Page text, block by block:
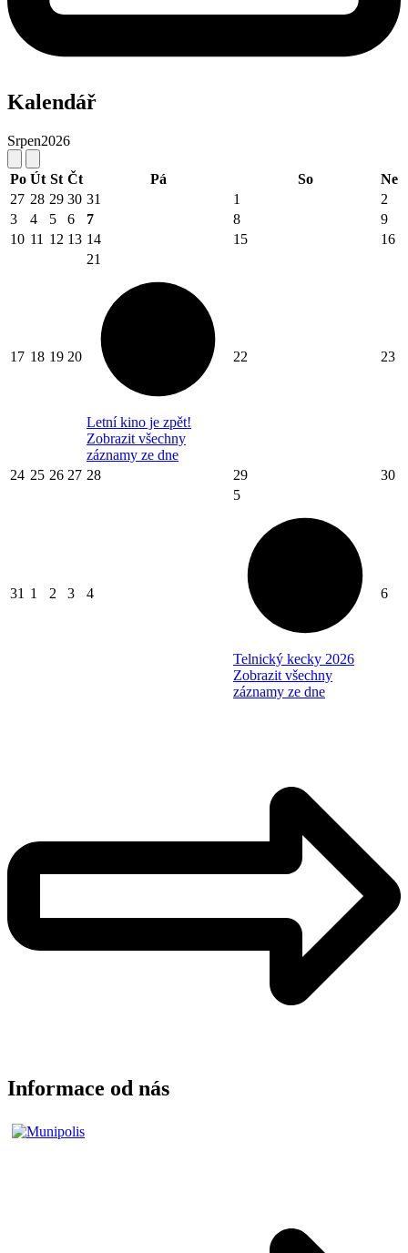
Kalendář
Srpen2026
Po Út St Čt Pá So
Ne
27 28 29 30 31 1
2
3
4 5 6 7 8
9
10 11 12 13 14 15 16
17 18 19 20
21
Letní kino je zpět!
Zobrazit všechny
záznamy ze dne
22 23
24 25 26 27 28 29 30
31 1 2 3 4
5
Telnický kecky 2026
Zobrazit všechny
záznamy ze dne
6
Informace od nás